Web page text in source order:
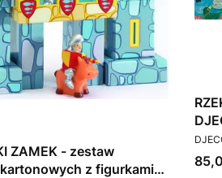
ZAMEK - zestaw
z figurkami